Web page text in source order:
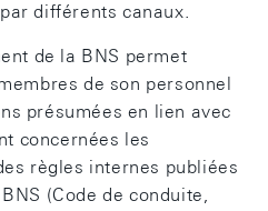
différents canaux.
de la BNS permet
de son personnel
présumées en lien avec
concernées les
règles internes publiées
(Code de conduite,